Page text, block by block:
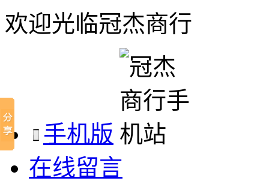
欢迎光临冠杰商行
手机版
在线留言